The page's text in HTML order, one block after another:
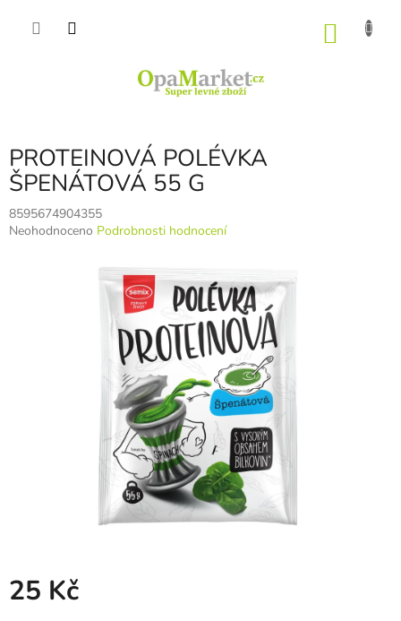
PROTEINOVÁ POLÉVKA
ŠPENÁTOVÁ 55 G
8595674904355
Průměrné
Neohodnoceno Podrobnosti hodnocení
25 Kč